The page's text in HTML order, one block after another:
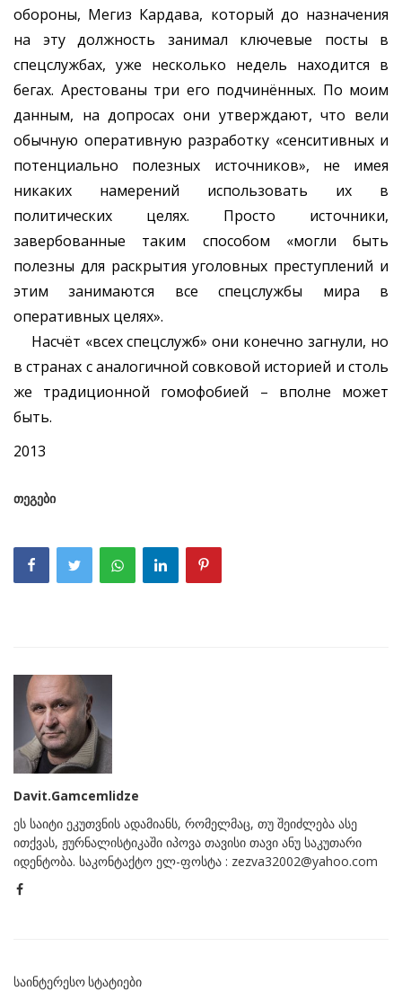
обороны, Мегиз Кардава, который до назначения
на эту должность занимал ключевые посты в
спецслужбах, уже несколько недель находится в
бегах. Арестованы три его подчинённых. По моим
данным, на допросах они утверждают, что вели
обычную оперативную разработку «сенситивных и
потенциально полезных источников», не имея
никаких намерений использовать их в
политических целях. Просто источники,
завербованные таким способом «могли быть
полезны для раскрытия уголовных преступлений и
этим занимаются все спецслужбы мира в
оперативных целях».
Насчёт «всех спецслужб» они конечно загнули, но
в странах с аналогичной совковой историей и столь
же традиционной гомофобией – вполне может
быть.
2013
თეგები
Davit.Gamcemlidze
ეს საიტი ეკუთვნის ადამიანს, რომელმაც, თუ შეიძლება ასე
ითქვას, ჟურნალისტიკაში იპოვა თავისი თავი ანუ საკუთარი
იდენტობა. საკონტაქტო ელ-ფოსტა : zezva32002@yahoo.com
ᲡᲐᲘᲜᲢᲔᲠᲔᲡᲝ ᲡᲢᲐᲢᲘᲔᲑᲘ